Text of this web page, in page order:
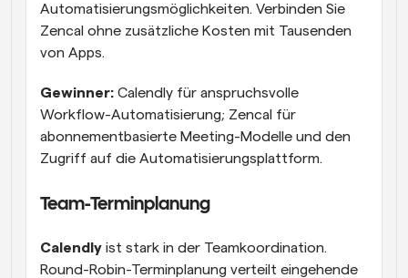
Automatisierungsmöglichkeiten. Verbinden Sie
Zencal ohne zusätzliche Kosten mit Tausenden
von Apps.
Gewinner: Calendly für anspruchsvolle
Workflow-Automatisierung; Zencal für
abonnementbasierte Meeting-Modelle und den
Zugriff auf die Automatisierungsplattform.
Team-Terminplanung
Calendly ist stark in der Teamkoordination.
Round-Robin-Terminplanung verteilt eingehende